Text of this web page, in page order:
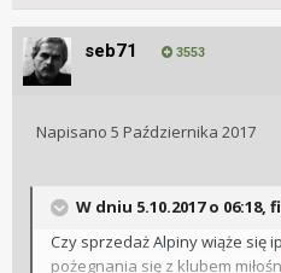
seb71 3553
Napisano 5 Października 2017
W dniu 5.10.2017 o 06:18,
Czy sprzedaż Alpiny wiąże się
pożegnania się z klubem